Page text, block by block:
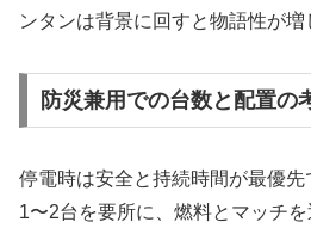
ンタンは背景に回すと物語性が増
防災兼用での台数と配置の
停電時は安全と持続時間が最優先
1〜2台を要所に、燃料とマッチ